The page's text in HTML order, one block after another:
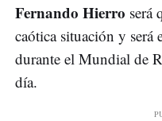
Fernando Hierro será
caótica situación y será
durante el Mundial de
día.